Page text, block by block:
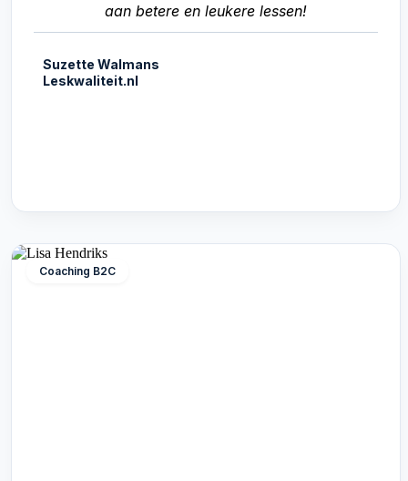
aan betere en leukere lessen!
Suzette Walmans
Leskwaliteit.nl
Coaching B2C